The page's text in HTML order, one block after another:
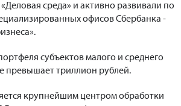
среда» и активно развивали по
офисов Сбербанка -
субъектов малого и среднего
превышает триллион рублей.
крупнейшим центром обработки